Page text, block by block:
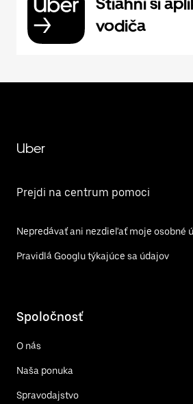
vodiča
Uber
Prejdi na centrum pomoci
Nepredávať ani nezdieľať moje osobné
Pravidlá Googlu týkajúce sa údajov
Spoločnosť
O nás
Naša ponuka
Spravodajstvo